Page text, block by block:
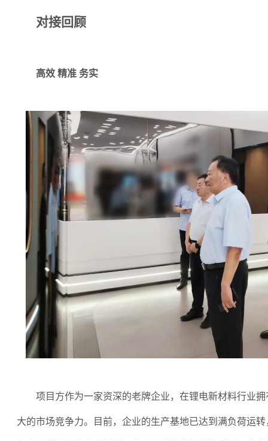
对接回顾
高效 精准 务实
项目方作为一家资深的老牌企业，在锂电新材料行业拥
大的市场竞争力。目前，企业的生产基地已达到满负荷运